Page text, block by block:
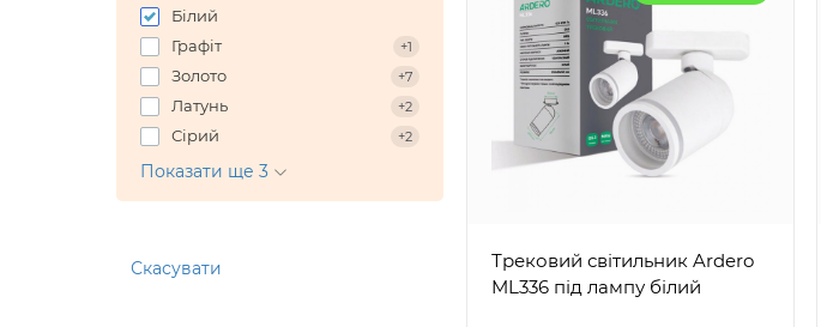
Білий
Графіт
+1
Золото +7
Латунь +2
Сірий +2
Показати ще 3
Скасувати
Трековий світильник Ardero
ML336 під лампу білий